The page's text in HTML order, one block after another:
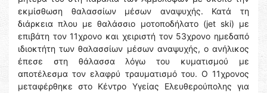
εκμίσθωση θαλασσίων μέσων αναψυχής. Κατά τη
διάρκεια πλου με θαλάσσιο μοτοποδήλατο (jet ski) με
επιβάτη τον 11χρονο και χειριστή τον 53χρονο ημεδαπό
ιδιοκτήτη των θαλασσίων μέσων αναψυχής, ο ανήλικος
έπεσε στη θάλασσα λόγω του κυματισμού με
αποτέλεσμα τον ελαφρύ τραυματισμό του. Ο 11χρονος
μεταφέρθηκε στο Κέντρο Υγείας Ελευθερούπολης για